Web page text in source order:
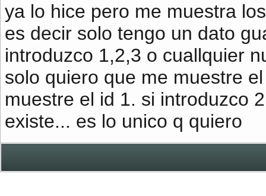
ya lo hice pero me muestra
es decir solo tengo un dato
introduzco 1,2,3 o cuallquier
solo quiero que me muestre
muestre el id 1. si introduzco
existe... es lo unico q quiero